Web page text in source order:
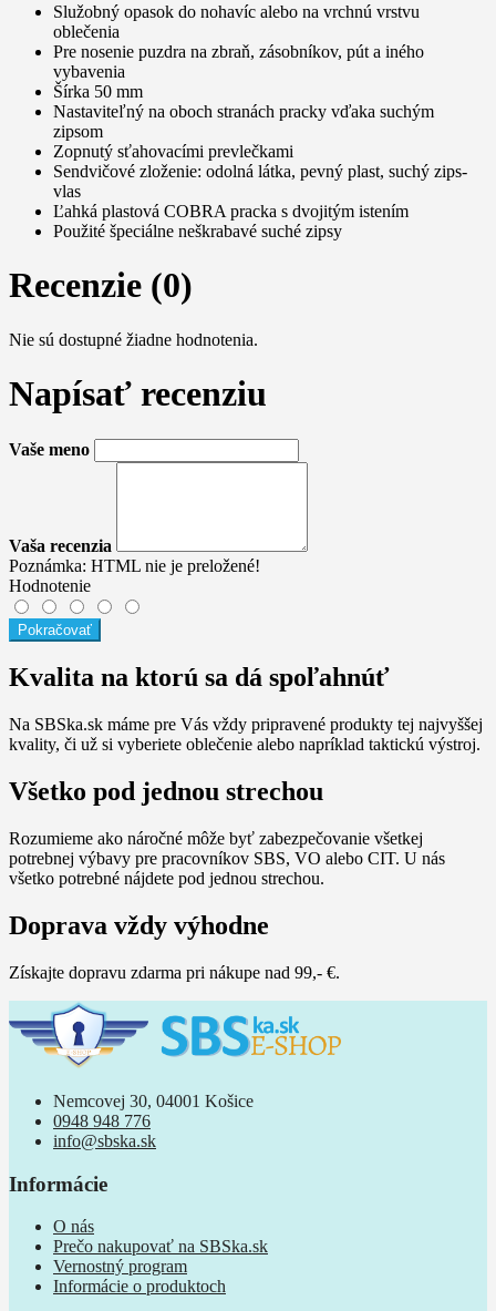
Služobný opasok do nohavíc alebo na vrchnú vrstvu
oblečenia
Pre nosenie puzdra na zbraň, zásobníkov, pút a iného
vybavenia
Šírka 50 mm
Nastaviteľný na oboch stranách pracky vďaka suchým
zipsom
Zopnutý sťahovacími prevlečkami
Sendvičové zloženie: odolná látka, pevný plast, suchý zips-
vlas
Ľahká plastová COBRA pracka s dvojitým istením
Použité špeciálne neškrabavé suché zipsy
Recenzie (0)
Nie sú dostupné žiadne hodnotenia.
Napísať recenziu
Vaše meno
Vaša recenzia
Poznámka: HTML nie je preložené!
Hodnotenie
Pokračovať
Kvalita na ktorú sa dá spoľahnúť
Na SBSka.sk máme pre Vás vždy pripravené produkty tej najvyššej
kvality, či už si vyberiete oblečenie alebo napríklad taktickú výstroj.
Všetko pod jednou strechou
Rozumieme ako náročné môže byť zabezpečovanie všetkej
potrebnej výbavy pre pracovníkov SBS, VO alebo CIT. U nás
všetko potrebné nájdete pod jednou strechou.
Doprava vždy výhodne
Získajte dopravu zdarma pri nákupe nad 99,- €.
Nemcovej 30, 04001 Košice
0948 948 776
info@sbska.sk
Informácie
O nás
Prečo nakupovať na SBSka.sk
Vernostný program
Informácie o produktoch